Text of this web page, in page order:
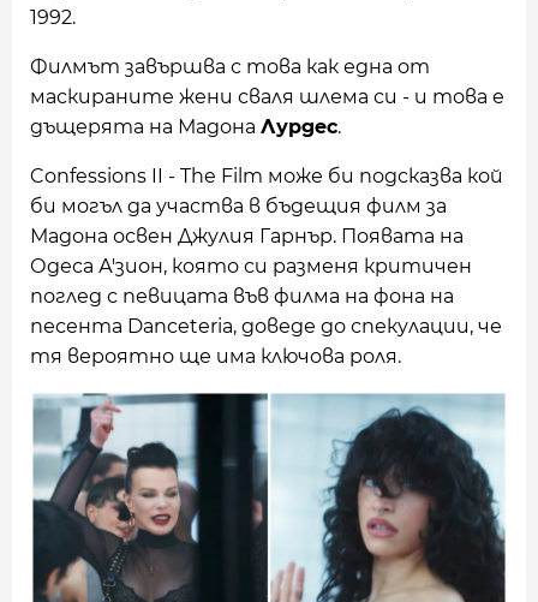
1992.
Филмът завършва с това как една от
маскираните жени сваля шлема си - и това е
дъщерята на Мадона Лурдес.
Confessions II - The Film може би подсказва кой
би могъл да участва в бъдещия филм за
Мадона освен Джулия Гарнър. Появата на
Одеса А'зион, която си разменя критичен
поглед с певицата във филма на фона на
песента Danceteria, доведе до спекулации, че
тя вероятно ще има ключова роля.